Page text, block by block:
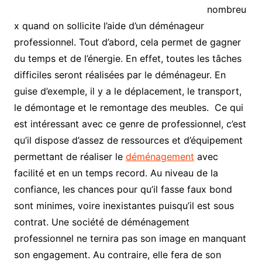
nombreu
x quand on sollicite l’aide d’un déménageur
professionnel. Tout d’abord, cela permet de gagner
du temps et de l’énergie. En effet, toutes les tâches
difficiles seront réalisées par le déménageur. En
guise d’exemple, il y a le déplacement, le transport,
le démontage et le remontage des meubles. Ce qui
est intéressant avec ce genre de professionnel, c’est
qu’il dispose d’assez de ressources et d’équipement
permettant de réaliser le déménagement avec
facilité et en un temps record. Au niveau de la
confiance, les chances pour qu’il fasse faux bond
sont minimes, voire inexistantes puisqu’il est sous
contrat. Une société de déménagement
professionnel ne ternira pas son image en manquant
son engagement. Au contraire, elle fera de son